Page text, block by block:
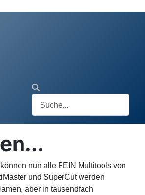
nun alle FEIN Multitools von
und SuperCut werden
aber in tausendfach